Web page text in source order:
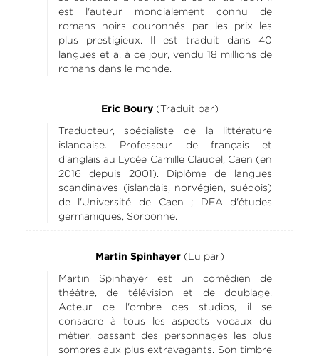
est l'auteur mondialement connu de
romans noirs couronnés par les prix les
plus prestigieux. Il est traduit dans 40
langues et a, à ce jour, vendu 18 millions de
romans dans le monde.
Eric Boury(Traduit par)
Traducteur, spécialiste de la littérature
islandaise. Professeur de français et
d'anglais au Lycée Camille Claudel, Caen (en
2016 depuis 2001). Diplôme de langues
scandinaves (islandais, norvégien, suédois)
de l'Université de Caen ; DEA d'études
germaniques, Sorbonne.
Martin Spinhayer(Lu par)
Martin Spinhayer est un comédien de
théâtre, de télévision et de doublage.
Acteur de l'ombre des studios, il se
consacre à tous les aspects vocaux du
métier, passant des personnages les plus
sombres aux plus extravagants. Son timbre